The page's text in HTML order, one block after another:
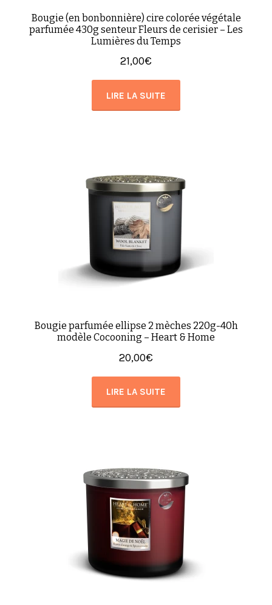
Bougie (en bonbonnière) cire colorée végétale
parfumée 430g senteur Fleurs de cerisier – Les
Lumières du Temps
21,00€
LIRE LA SUITE
Bougie parfumée ellipse 2 mèches 220g-40h
modèle Cocooning – Heart & Home
20,00€
LIRE LA SUITE